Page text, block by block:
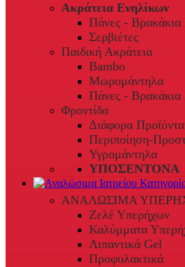
Ακράτεια Ενηλίκων
Πάνες - Βρακάκια
Σερβιέτες
Παιδική Ακράτεια
Bambo
Μωρομάντηλα
Πάνες - Βρακάκια
Φροντίδα
Διάφορα
Περιποίηση-
Υγρομάντηλα
ΥΠΟΣΕΝΤΟΝΑ
ΑΝΑΛΩΣΙΜΑ
Ζελέ Υπερήχων
Καλύμματα
Λιπαντικά Gel
Προφυλακτικά